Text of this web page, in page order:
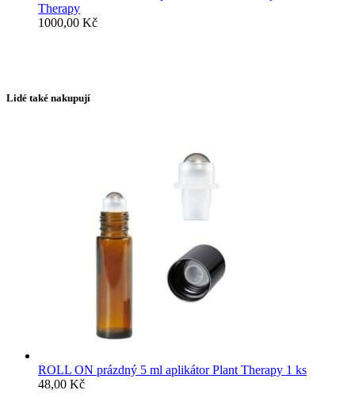
Therapy
1000,00 Kč
Lidé také nakupují
ROLL ON prázdný 5 ml aplikátor Plant Therapy 1 ks
48,00 Kč